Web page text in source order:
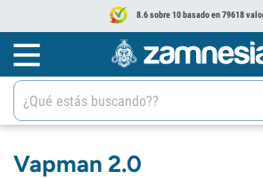
8.6 sobre 10 basado en 79618
Vapman 2.0